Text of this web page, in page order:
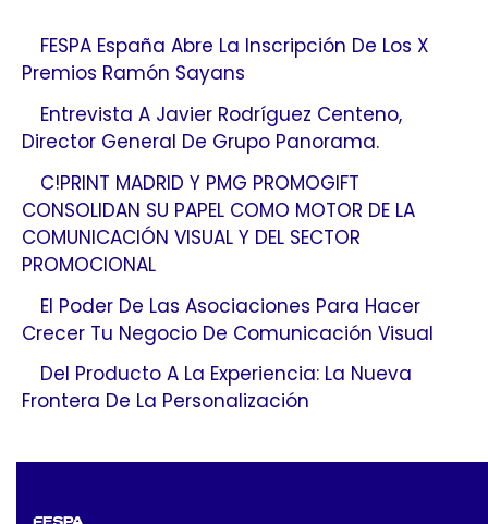
FESPA España Abre La Inscripción De Los X
Premios Ramón Sayans
Entrevista A Javier Rodríguez Centeno,
Director General De Grupo Panorama.
C!PRINT MADRID Y PMG PROMOGIFT
CONSOLIDAN SU PAPEL COMO MOTOR DE LA
COMUNICACIÓN VISUAL Y DEL SECTOR
PROMOCIONAL
El Poder De Las Asociaciones Para Hacer
Crecer Tu Negocio De Comunicación Visual
Del Producto A La Experiencia: La Nueva
Frontera De La Personalización